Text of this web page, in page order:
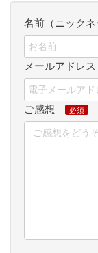
名前（ニックネ
メールアドレス
ご感想